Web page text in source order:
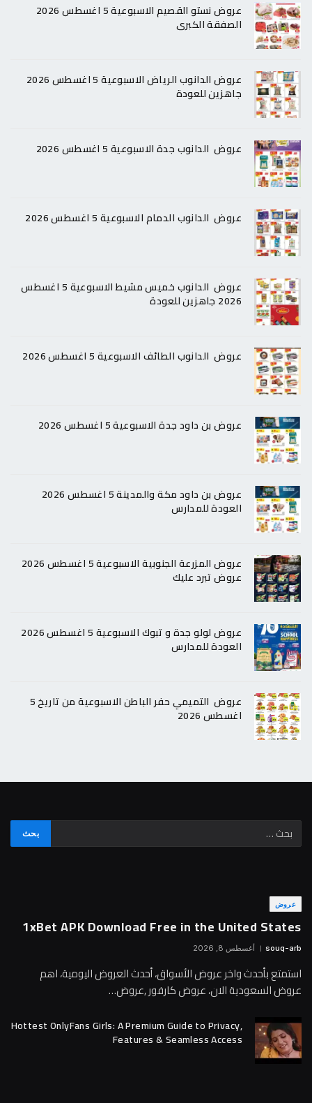
عروض نستو القصيم الاسبوعية 5 اغسطس 2026
الصفقة الكبرى
عروض الدانوب الرياض الاسبوعية 5 اغسطس 2026
جاهزين للعودة
عروض الدانوب جدة الاسبوعية 5 اغسطس 2026
عروض الدانوب الدمام الاسبوعية 5 اغسطس 2026
عروض الدانوب خميس مشيط الاسبوعية 5 اغسطس
2026 جاهزين للعودة
عروض الدانوب الطائف الاسبوعية 5 اغسطس 2026
عروض بن داود جدة الاسبوعية 5 اغسطس 2026
عروض بن داود مكة والمدينة 5 اغسطس 2026
العودة للمدارس
عروض المزرعة الجنوبية الاسبوعية 5 اغسطس 2026
عروض تبرد عليك
عروض لولو جدة و تبوك الاسبوعية 5 اغسطس 2026
العودة للمدارس
عروض التميمي حفر الباطن الاسبوعية من تاريخ 5
اغسطس 2026
عروض
1xBet APK Download Free in the United States
souq-arb أغسطس 8, 2026
استمتع بأحدث واخر عروض الأسواق، أحدث العروض اليومية، اهم
عروض السعودية الان، عروض كارفور ,عروض…
Hottest OnlyFans Girls: A Premium Guide to Privacy,
Features & Seamless Access